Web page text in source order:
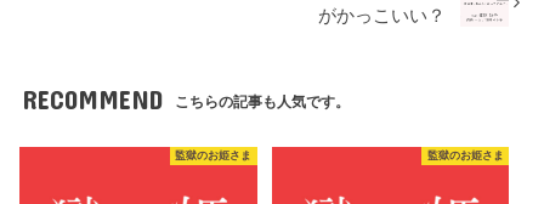
がかっこいい？
RECOMMEND こちらの記事も人気です。
監獄のお姫さま 監獄のお姫さま